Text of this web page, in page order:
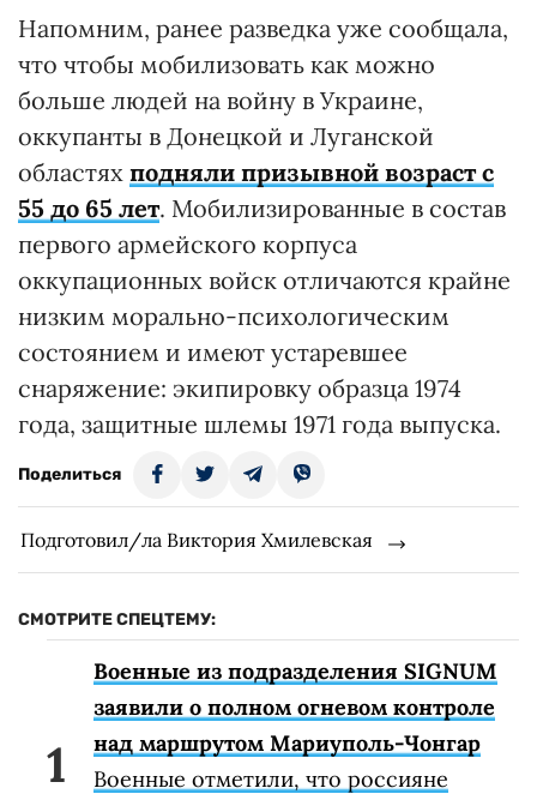
Напомним, ранее разведка уже сообщала,
что чтобы мобилизовать как можно
больше людей на войну в Украине,
оккупанты в Донецкой и Луганской
областях подняли призывной возраст с
55 до 65 лет. Мобилизированные в состав
первого армейского корпуса
оккупационных войск отличаются крайне
низким морально-психологическим
состоянием и имеют устаревшее
снаряжение: экипировку образца 1974
года, защитные шлемы 1971 года выпуска.
Поделиться
Подготовил/ла Виктория Хмилевская
СМОТРИТЕ СПЕЦТЕМУ:
Военные из подразделения SIGNUM
заявили о полном огневом контроле
над маршрутом Мариуполь-Чонгар
Военные отметили, что россияне